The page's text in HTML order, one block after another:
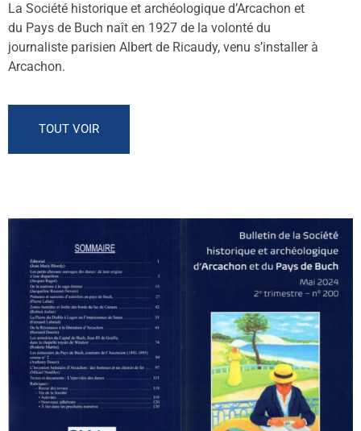
La Société historique et archéologique d’Arcachon et
du Pays de Buch naît en 1927 de la volonté du
journaliste parisien Albert de Ricaudy, venu s’installer à
Arcachon.
TOUT VOIR